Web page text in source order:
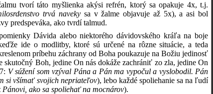
tvorí táto myšlienka akýsi refrén, ktorý sa opakuje 4x, t.j.
trvá naveky sa v žalme objavuje až 5x), a asi bol
predspeváka, ako tvrdí talmud.
Dávida alebo niektorého dávidovského kráľa na boje
ide o modlitby, ktoré sú určené na rôzne situácie, a teda
príbehu záchrany od Boha poukazuje na Božiu jedinosť
Boh, jedine On nás dokáže zachrániť zo zla, jedine On
V súžení som vzýval Pána a Pán ma vypočul a vyslobodil. Pán
si všímať svojich nepriateľov), lebo každé spoliehanie sa na ľudí
ako sa spoliehať na mocnárov).